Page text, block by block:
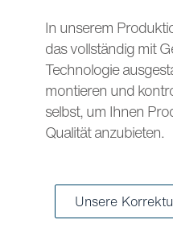
In unserem
das vollständig mit
Technologie
montieren und
selbst, um Ihnen
Qualität anzubieten.
Unsere